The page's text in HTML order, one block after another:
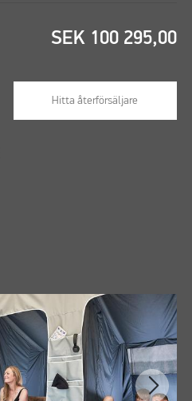
SEK 100 295,00
Hitta återförsäljare